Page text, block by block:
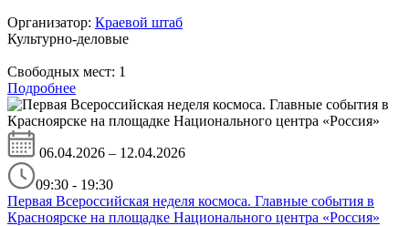
Организатор: Краевой штаб
Культурно-деловые
Свободных мест: 1
Подробнее
06.04.2026 – 12.04.2026
09:30 - 19:30
Первая Всероссийская неделя космоса. Главные события в
Красноярске на площадке Национального центра «Россия»